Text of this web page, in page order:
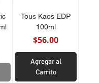
Tous Kaos EDP
100ml
Precio
$56.00
Agregar al
Carrito